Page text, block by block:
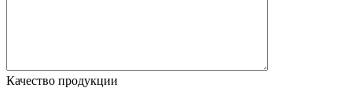
Качество продукции